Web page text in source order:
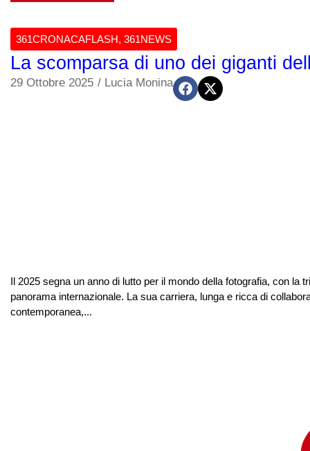
361CRONACAFLASH, 361NEWS
La scomparsa di uno dei giganti
29 Ottobre 2025 / Lucia Monina
Il 2025 segna un anno di lutto per il mondo della fotografia, con la
panorama internazionale. La sua carriera, lunga e ricca di
contemporanea,...